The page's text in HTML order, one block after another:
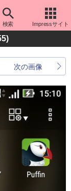
検索 Impressサイト
次の画像